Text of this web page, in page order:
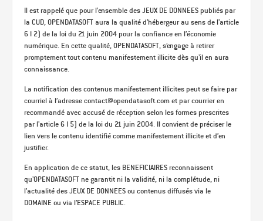
Il est rappelé que pour l’ensemble des JEUX DE DONNEES publiés par
la CUD, OPENDATASOFT aura la qualité d’hébergeur au sens de l’article
6 I 2) de la loi du 21 juin 2004 pour la confiance en l’économie
numérique. En cette qualité, OPENDATASOFT, s’engage à retirer
promptement tout contenu manifestement illicite dès qu’il en aura
connaissance.
La notification des contenus manifestement illicites peut se faire par
courriel à l’adresse contact@opendatasoft.com et par courrier en
recommandé avec accusé de réception selon les formes prescrites
par l’article 6 I 5) de la loi du 21 juin 2004. Il convient de préciser le
lien vers le contenu identifié comme manifestement illicite et d’en
justifier.
En application de ce statut, les BENEFICIAIRES reconnaissent
qu’OPENDATASOFT ne garantit ni la validité, ni la complétude, ni
l’actualité des JEUX DE DONNEES ou contenus diffusés via le
DOMAINE ou via l’ESPACE PUBLIC.